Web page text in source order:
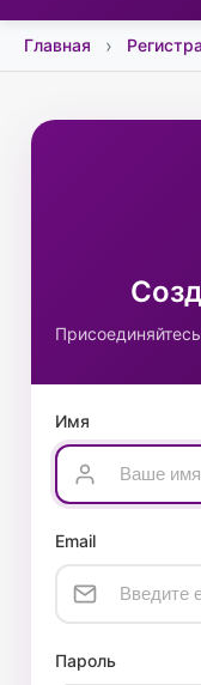
Главная
Имя
Email
Пароль